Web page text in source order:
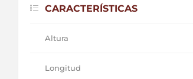
CARACTERÍSTICAS
Altura
Longitud